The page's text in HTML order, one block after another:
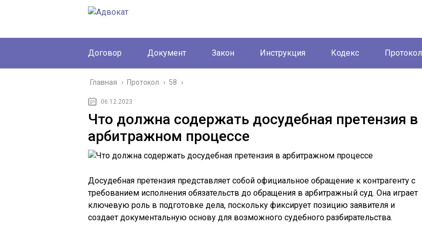
Договор Документ Закон Инструкция Кодекс Протокол
Главная › Протокол › 58 ›
06.12.2023
Что должна содержать досудебная претензия в
арбитражном процессе
Досудебная претензия представляет собой официальное обращение к контрагенту с
требованием исполнения обязательств до обращения в арбитражный суд. Она играет
ключевую роль в подготовке дела, поскольку фиксирует позицию заявителя и
создает документальную основу для возможного судебного разбирательства.